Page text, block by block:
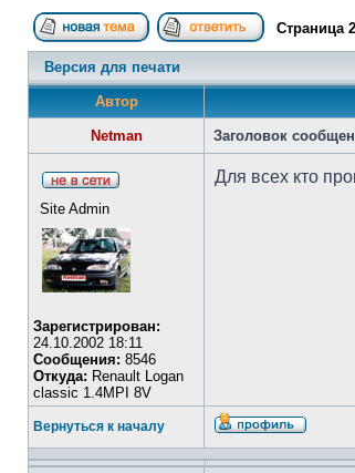
Страница 2
Версия для печати
Автор
Netman Заголовок
Site Admin
Зарегистрирован:
24.10.2002 18:11
Сообщения: 8546
Откуда: Renault Logan
classic 1.4MPI 8V
Для всех кто
Вернуться к началу